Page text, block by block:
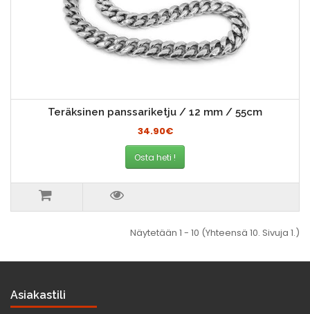
Teräksinen panssariketju / 12 mm / 55cm
34.90€
Osta heti !
Näytetään 1 - 10 (Yhteensä 10. Sivuja 1.)
Asiakastili